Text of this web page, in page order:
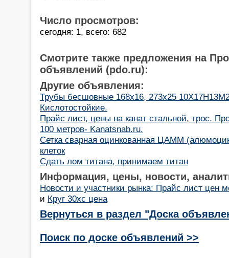
Число просмотров:
сегодня: 1, всего: 682
Смотрите также предложения на
объявлений (pdo.ru):
Другие объявления:
Трубы бесшовные 168х16, 273х25
Кислотостойкие.
Прайс лист, цены на канат стальной, трос.
100 метров- Kanatsnab.ru.
Сетка сварная оцинкованная ЦАММ
клеток
Сдать лом титана, принимаем титан
Информация, цены, новости,
Новости и участники рынка: Прайс лист цен
и Круг 30хс цена
Вернуться в раздел "Доска
Поиск по доске объявлений >>